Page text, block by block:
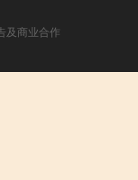
及商业合作